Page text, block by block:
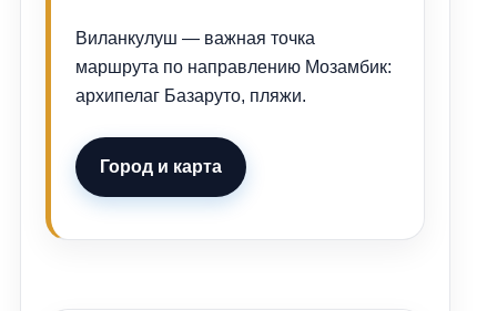
Виланкулуш — важная точка
маршрута по направлению Мозамбик:
архипелаг Базаруто, пляжи.
Город и карта